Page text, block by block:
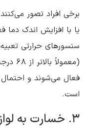
برخی افراد تصور
یا با افزایش اندک دما
سنسورهای حرارتی
فعال می‌شوند و احتمال
است.
3. خسارت به